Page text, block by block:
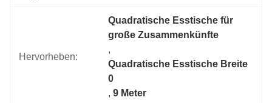
Hervorheben:
Quadratische Esstische für
große Zusammenkünfte
,
Quadratische Esstische Breite
0
, 9 Meter